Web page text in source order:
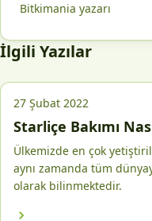
Bitkimania yazarı
İlgili Yazılar
27 Şubat 2022
Starliçe Bakımı
Ülkemizde en çok
aynı zamanda tüm
olarak bilinmektedir.